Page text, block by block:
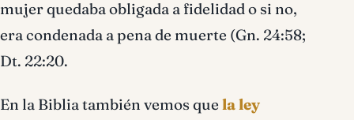
mujer quedaba obligada a fidelidad o si no,
era condenada a pena de muerte (Gn. 24:58;
Dt. 22:20.
En la Biblia también vemos que la ley